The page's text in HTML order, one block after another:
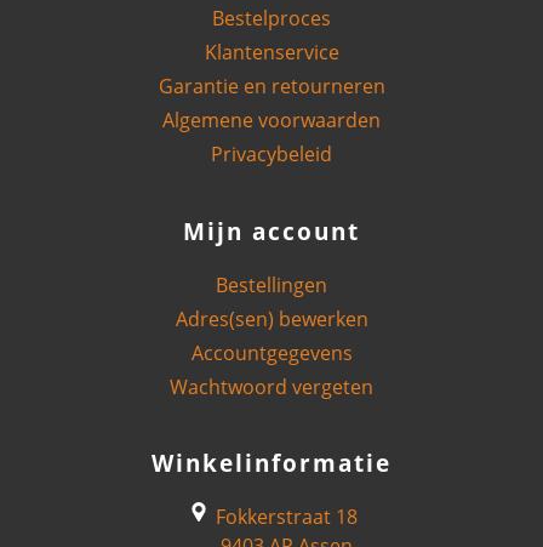
Bestelproces
Klantenservice
Garantie en retourneren
Algemene voorwaarden
Privacybeleid
Mijn account
Bestellingen
Adres(sen) bewerken
Accountgegevens
Wachtwoord vergeten
Winkelinformatie
Fokkerstraat 18